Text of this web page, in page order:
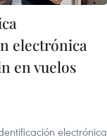
electrónica
en vuelos
electrónica